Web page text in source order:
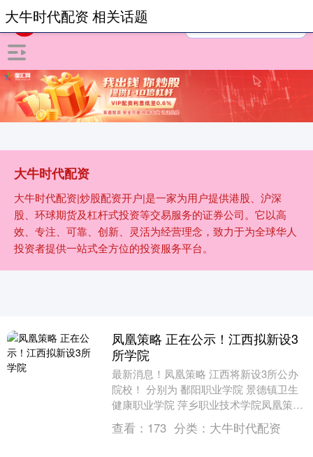
大牛时代配资
大牛时代配资|炒股配资开户|是一家为用户提供港股、沪深
股、环球期货及杠杆式投资等交易服务的证券公司。它以高
效、专注、可靠、创新、灵活为经营理念，致力于为全球华人
投资者提供一站式全方位的投资服务平台。
大牛时代配资 相关话题
凤凰策略 正在公示！江西拟新设3
所学院
最新消息！凤凰策略 江西将新设3所公办
院校！ 分别为 鄱阳职业学院 景德镇卫生
健康职业学院 萍乡职业技术学院凤凰策略
↓↓↓ 一起来看详情↓ 关于高等学校设置
事....
查看： 173 分类： 大牛时代配资